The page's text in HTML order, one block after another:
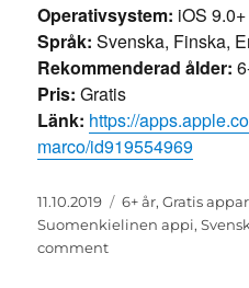
Operativsystem: iOS 9.0+
Språk: Svenska, Finska,
Rekommenderad ålder:
Pris: Gratis
Länk: https://
marco/id919554969
Posted
on
11.10.2019 Categories
6+ år,Gratis appar
Suomenkielinen appi,
commenton